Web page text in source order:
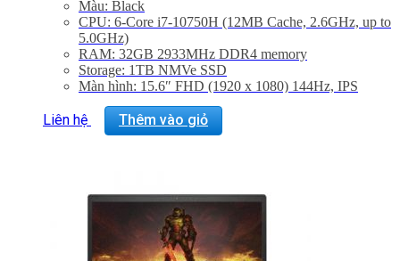
Màu: Black
CPU: 6-Core i7-10750H (12MB Cache, 2.6GHz, up to
5.0GHz)
RAM: 32GB 2933MHz DDR4 memory
Storage: 1TB NMVe SSD
Màn hình: 15.6″ FHD (1920 x 1080) 144Hz, IPS
Trọng lượng: 2.3Kg
Liên hệ Thêm vào giỏ